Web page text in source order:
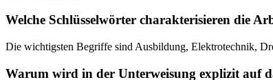
Welche Schlüsselwörter charakterisieren die
Die wichtigsten Begriffe sind Ausbildung, Elektrotechnik,
Warum wird in der Unterweisung explizit auf